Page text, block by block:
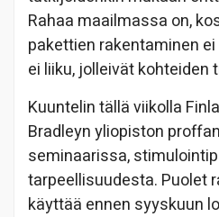
Rahaa maailmassa on,
pakettien rakentaminen
ei liiku, jolleivät kohteiden
Kuuntelin tällä viikolla
Bradleyn yliopiston
seminaarissa,
tarpeellisuudesta. Puolet
käyttää ennen syyskuun